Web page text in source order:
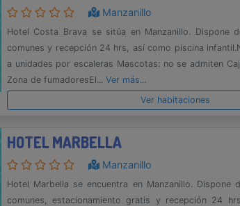
Manzanillo
Hotel Costa Brava se sitúa en Manzanillo. Dispone
comunes y recepción 24 hrs, así como piscina
a unidades por escaleras Mascotas: no se admiten
Zona de fumadoresEl... Ver más...
Ver habitaciones
HOTEL MARBELLA
Manzanillo
Hotel Marbella se encuentra en Manzanillo.
comunes, estacionamiento gratis y recepción 24